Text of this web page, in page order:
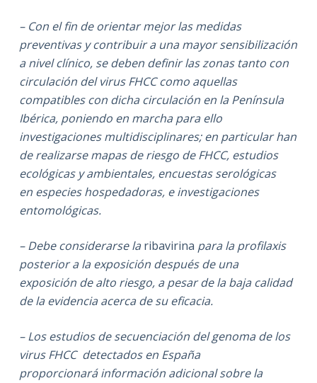
– Con el fin de orientar mejor las medidas
preventivas y contribuir a una mayor sensibilización
a nivel clínico, se deben definir las zonas tanto con
circulación del virus FHCC como aquellas
compatibles con dicha circulación en la Península
Ibérica, poniendo en marcha para ello
investigaciones multidisciplinares; en particular han
de realizarse mapas de riesgo de FHCC, estudios
ecológicas y ambientales, encuestas serológicas
en especies hospedadoras, e investigaciones
entomológicas.
– Debe considerarse la ribavirina para la profilaxis
posterior a la exposición después de una
exposición de alto riesgo, a pesar de la baja calidad
de la evidencia acerca de su eficacia.
– Los estudios de secuenciación del genoma de los
virus FHCC detectados en España
proporcionará información adicional sobre la